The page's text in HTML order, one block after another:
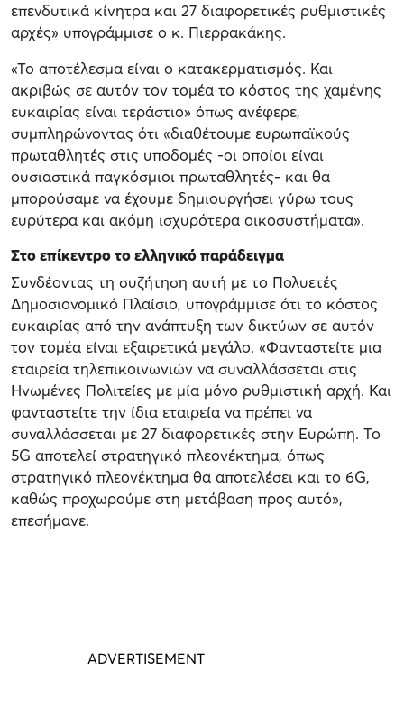
επενδυτικά κίνητρα και 27 διαφορετικές ρυθμιστικές
αρχές» υπογράμμισε ο κ. Πιερρακάκης.
«Το αποτέλεσμα είναι ο κατακερματισμός. Και
ακριβώς σε αυτόν τον τομέα το κόστος της χαμένης
ευκαιρίας είναι τεράστιο» όπως ανέφερε,
συμπληρώνοντας ότι «διαθέτουμε ευρωπαϊκούς
πρωταθλητές στις υποδομές -οι οποίοι είναι
ουσιαστικά παγκόσμιοι πρωταθλητές- και θα
μπορούσαμε να έχουμε δημιουργήσει γύρω τους
ευρύτερα και ακόμη ισχυρότερα οικοσυστήματα».
Στο επίκεντρο το ελληνικό παράδειγμα
Συνδέοντας τη συζήτηση αυτή με το Πολυετές
Δημοσιονομικό Πλαίσιο, υπογράμμισε ότι το κόστος
ευκαιρίας από την ανάπτυξη των δικτύων σε αυτόν
τον τομέα είναι εξαιρετικά μεγάλο. «Φανταστείτε μια
εταιρεία τηλεπικοινωνιών να συναλλάσσεται στις
Ηνωμένες Πολιτείες με μία μόνο ρυθμιστική αρχή. Και
φανταστείτε την ίδια εταιρεία να πρέπει να
συναλλάσσεται με 27 διαφορετικές στην Ευρώπη. Το
5G αποτελεί στρατηγικό πλεονέκτημα, όπως
στρατηγικό πλεονέκτημα θα αποτελέσει και το 6G,
καθώς προχωρούμε στη μετάβαση προς αυτό»,
επεσήμανε.